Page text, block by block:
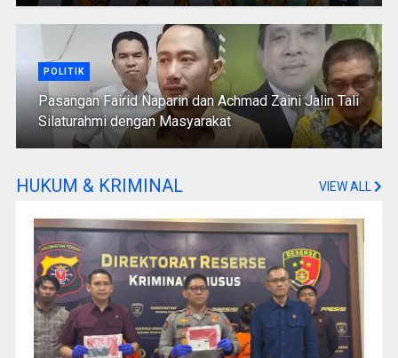
POLITIK
Pasangan Fairid Naparin dan Achmad Zaini Jalin Tali
Silaturahmi dengan Masyarakat
HUKUM & KRIMINAL VIEW ALL